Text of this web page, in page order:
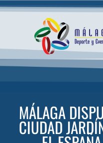
Saltar
INICIO
ACTUALIDAD
SERVICIOS
MÁLAGA
CIUDAD